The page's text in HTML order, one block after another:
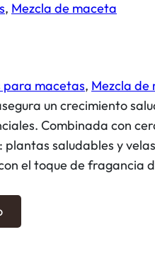
, Mezcla de maceta
para macetas, Mezcla de
un crecimiento
Combinada con
saludables y
el toque de fragancia